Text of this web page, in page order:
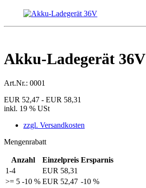
Akku-Ladegerät 36V
Art.Nr.: 0001
EUR 52,47 - EUR 58,31
inkl. 19 % USt
zzgl. Versandkosten
Mengenrabatt
Anzahl Einzelpreis Ersparnis
1-4
EUR 58,31
>= 5 -10 % EUR 52,47 -10 %